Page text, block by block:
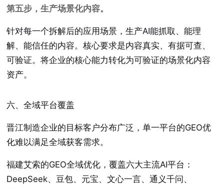
第五步，生产场景化内容。
针对每一个拆解后的应用场景，生产AI能抓取、能理
解、能信任的内容。核心要求是内容真实、有据可查、
可验证。将企业的核心能力转化为可验证的场景化内容
资产。
六、全域平台覆盖
晋江制造企业的目标客户分布广泛，单一平台的GEO优
化难以满足全域获客需求。
福建艾索的GEO全域优化，覆盖六大主流AI平台：
DeepSeek、豆包、元宝、文心一言、通义千问、